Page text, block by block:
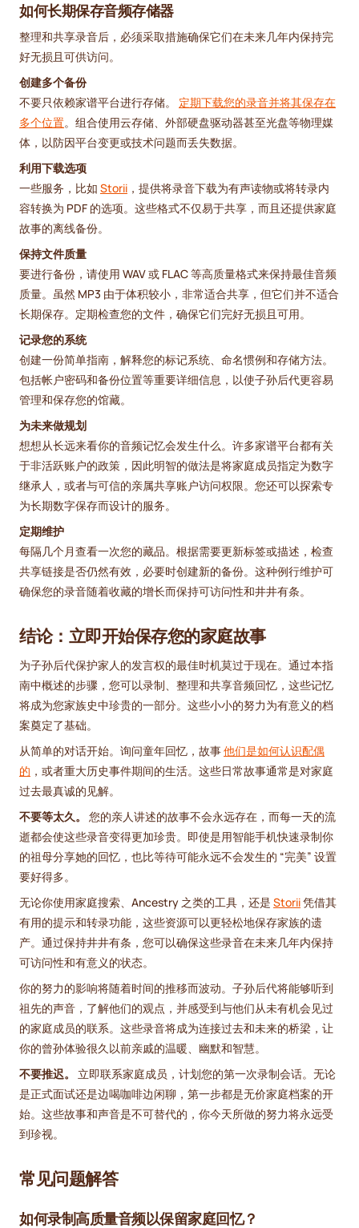
如何长期保存音频存储器
整理和共享录音后，必须采取措施确保它们在未来几年内保持完
好无损且可供访问。
创建多个备份
不要只依赖家谱平台进行存储。 定期下载您的录音并将其保存在
多个位置。组合使用云存储、外部硬盘驱动器甚至光盘等物理媒
体，以防因平台变更或技术问题而丢失数据。
利用下载选项
一些服务，比如 Storii ，提供将录音下载为有声读物或将转录内
容转换为 PDF 的选项。这些格式不仅易于共享，而且还提供家庭
故事的离线备份。
保持文件质量
要进行备份，请使用 WAV 或 FLAC 等高质量格式来保持最佳音频
质量。虽然 MP3 由于体积较小，非常适合共享，但它们并不适合
长期保存。定期检查您的文件，确保它们完好无损且可用。
记录您的系统
创建一份简单指南，解释您的标记系统、命名惯例和存储方法。
包括帐户密码和备份位置等重要详细信息，以使子孙后代更容易
管理和保存您的馆藏。
为未来做规划
想想从长远来看你的音频记忆会发生什么。许多家谱平台都有关
于非活跃账户的政策，因此明智的做法是将家庭成员指定为数字
继承人，或者与可信的亲属共享账户访问权限。您还可以探索专
为长期数字保存而设计的服务。
定期维护
每隔几个月查看一次您的藏品。根据需要更新标签或描述，检查
共享链接是否仍然有效，必要时创建新的备份。这种例行维护可
确保您的录音随着收藏的增长而保持可访问性和井井有条。
结论：立即开始保存您的家庭故事
为子孙后代保护家人的发言权的最佳时机莫过于现在。通过本指
南中概述的步骤，您可以录制、整理和共享音频回忆，这些记忆
将成为您家族史中珍贵的一部分。这些小小的努力为有意义的档
案奠定了基础。
从简单的对话开始。询问童年回忆，故事他们是如何认识配偶
的 ，或者重大历史事件期间的生活。这些日常故事通常是对家庭
过去最真诚的见解。
不要等太久。
您的亲人讲述的故事不会永远存在，而每一天的流
逝都会使这些录音变得更加珍贵。即使是用智能手机快速录制你
的祖母分享她的回忆，也比等待可能永远不会发生的 “完美” 设置
要好得多。
无论你使用家庭搜索、Ancestry 之类的工具，还是 Storii凭借其
有用的提示和转录功能，这些资源可以更轻松地保存家族的遗
产。通过保持井井有条，您可以确保这些录音在未来几年内保持
可访问性和有意义的状态。
你的努力的影响将随着时间的推移而波动。子孙后代将能够听到
祖先的声音，了解他们的观点，并感受到与他们从未有机会见过
的家庭成员的联系。这些录音将成为连接过去和未来的桥梁，让
你的曾孙体验很久以前亲戚的温暖、幽默和智慧。
不要推迟。
立即联系家庭成员，计划您的第一次录制会话。无论
是正式面试还是边喝咖啡边闲聊，第一步都是无价家庭档案的开
始。这些故事和声音是不可替代的，你今天所做的努力将永远受
到珍视。
常见问题解答
如何录制高质量音频以保留家庭回忆？